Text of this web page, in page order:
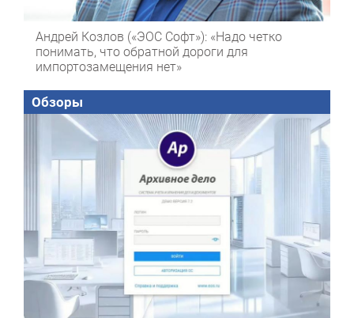
Андрей Козлов («ЭОС Софт»): «Надо четко
понимать, что обратной дороги для
импортозамещения нет»
Обзоры